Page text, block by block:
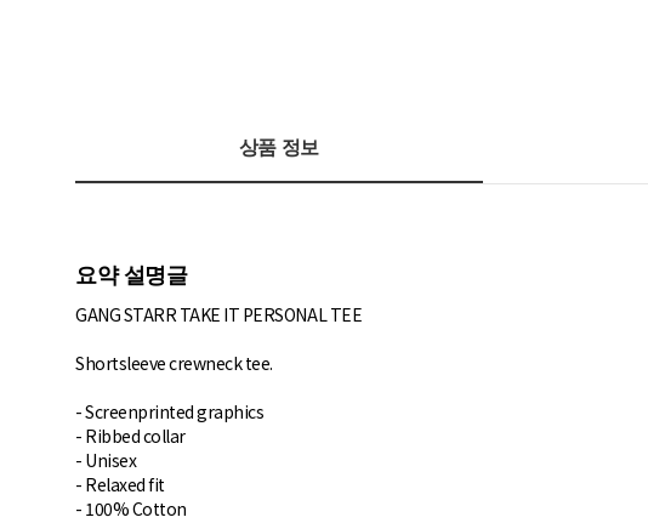
상품 정보
요약 설명글
GANG STARR TAKE IT PERSONAL TEE
Shortsleeve crewneck tee.
- Screenprinted graphics
- Ribbed collar
- Unisex
- Relaxed fit
- 100% Cotton